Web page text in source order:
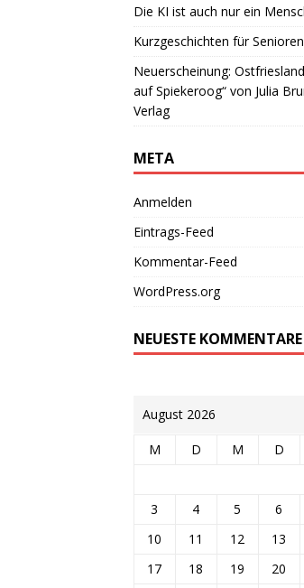
Die KI ist auch nur ein
Kurzgeschichten für Senioren
Neuerscheinung:
auf Spiekeroog“ von Julia
Verlag
META
Anmelden
Eintrags-Feed
Kommentar-Feed
WordPress.org
NEUESTE KOMMENTARE
August 2026
M D M D
3
4 5 6
10
11 12 13
17
18 19 20